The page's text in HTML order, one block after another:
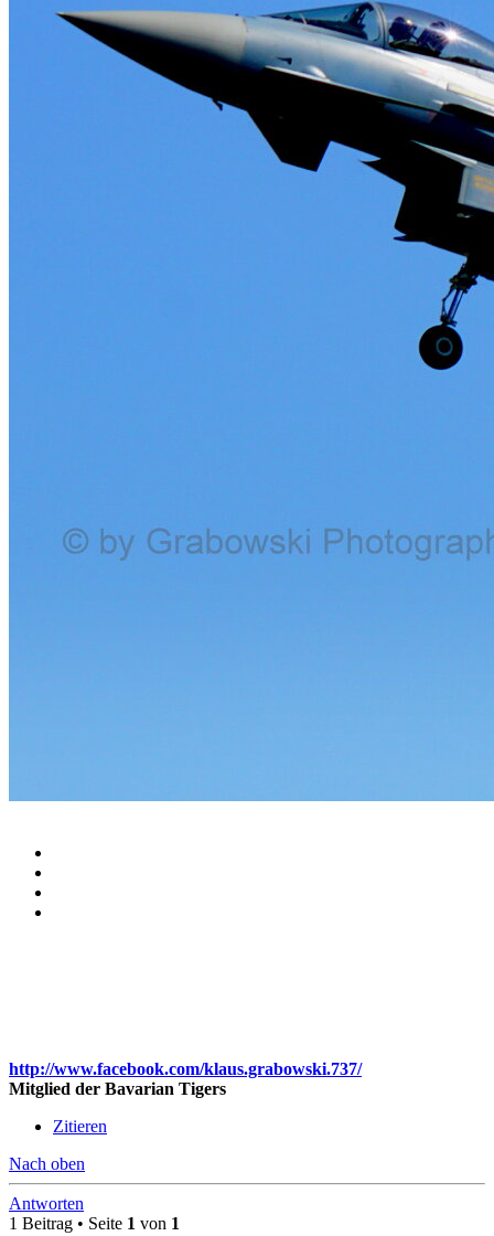
http://www.facebook.com/klaus.grabowski.737/
Mitglied der Bavarian Tigers
Zitieren
Nach oben
Antworten
1 Beitrag • Seite 1 von 1